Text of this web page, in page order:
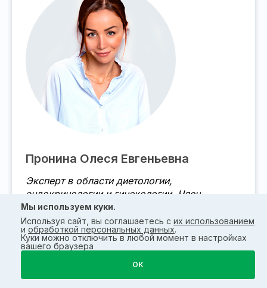
Пронина Олеся Евгеньевна
Эксперт в области диетологии,
эндокринологии и гинекологии. Член
ассоциации PreventAge.
Образование: РГМУ им. Н.И. Пирогова, гинекология
– ФГБУ НМИЦ акушерства, гинекологии и
перинатологии им. акад. В.И. Кулакова,
диетология клинической нутрициологии и
Мы используем куки.
Используя сайт, вы соглашаетесь с их использованием
и обработкой персональных данных.
Куки можно отключить в любой момент в настройках
вашего браузера
ОК